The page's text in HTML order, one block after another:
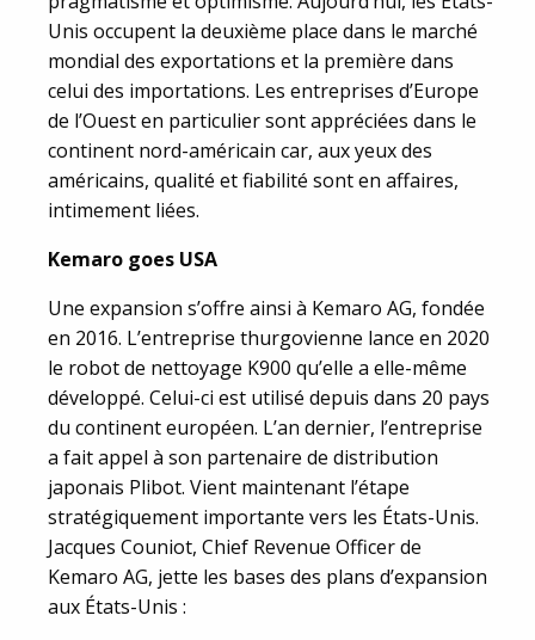
Unis occupent la deuxième place dans le marché
mondial des exportations et la première dans
celui des importations. Les entreprises d’Europe
de l’Ouest en particulier sont appréciées dans le
continent nord-américain car, aux yeux des
américains, qualité et fiabilité sont en affaires,
intimement liées.
Kemaro goes USA
Une expansion s’offre ainsi à Kemaro AG, fondée
en 2016. L’entreprise thurgovienne lance en 2020
le robot de nettoyage K900 qu’elle a elle-même
développé. Celui-ci est utilisé depuis dans 20 pays
du continent européen. L’an dernier, l’entreprise
a fait appel à son partenaire de distribution
japonais Plibot. Vient maintenant l’étape
stratégiquement importante vers les États-Unis.
Jacques Couniot, Chief Revenue Officer de
Kemaro AG, jette les bases des plans d’expansion
aux États-Unis :